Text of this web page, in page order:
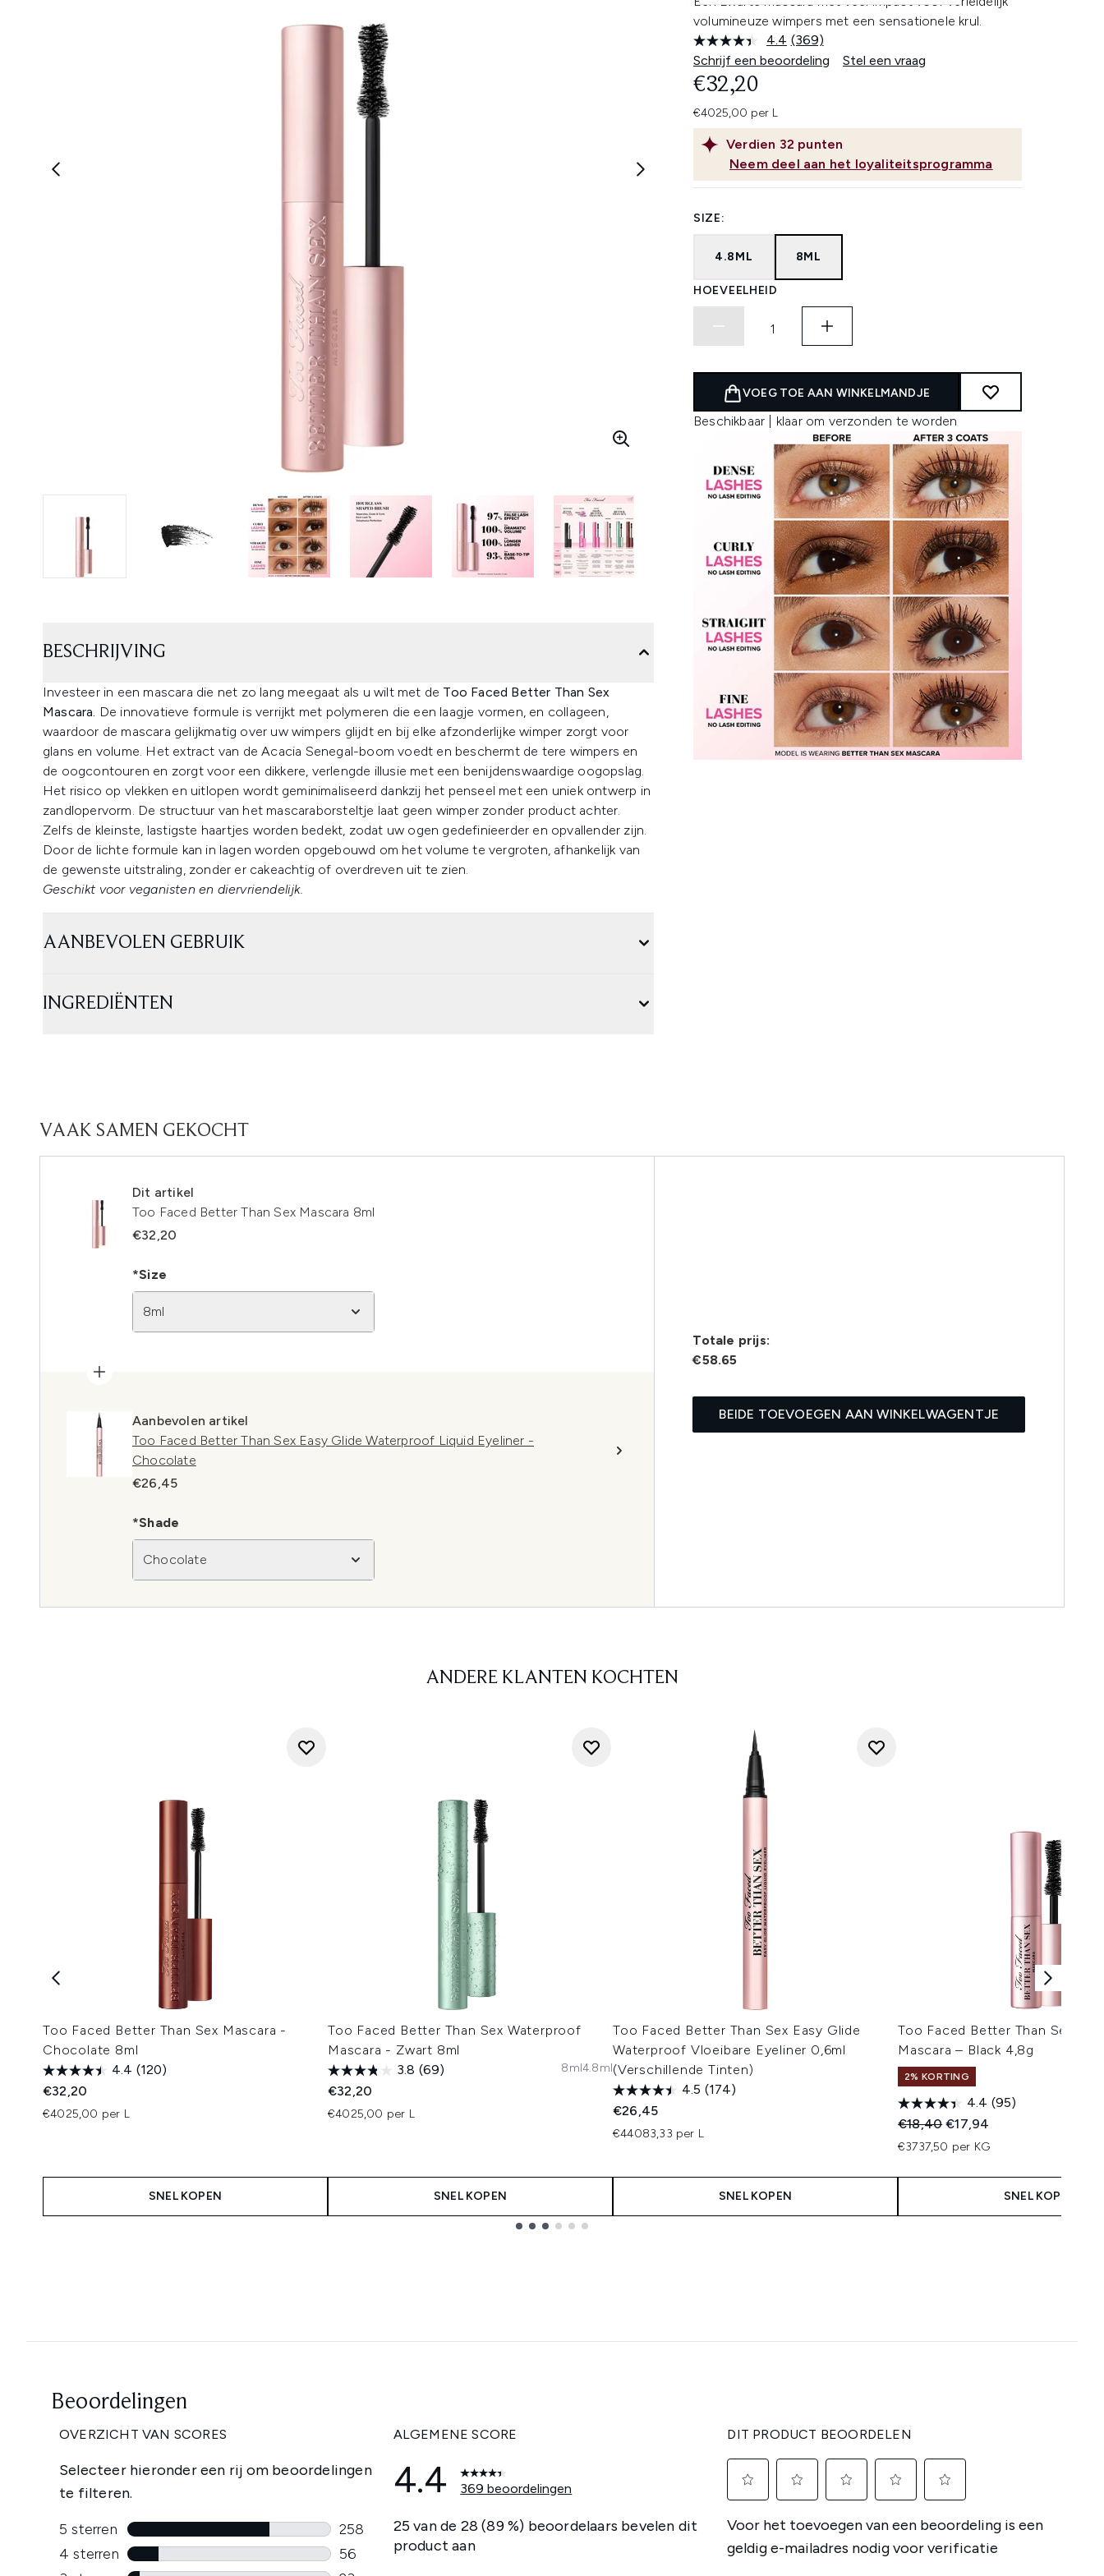
volumineuze wimpers met een sensationele krul.
4.4 Lees
369
beoordelingen.
(369)
Schrijf een beoordeling
Stel een vraag
Verdien 32 punten
Neem deel aan het loyaliteitsprogramma
€32,20
€4025,00 per L
SIZE:
4.8ML 8ML
HOEVEELHEID
VOEG TOE AAN WINKELMANDJE
Beschikbaar | klaar om verzonden te worden
BESCHRIJVING
Investeer in een mascara die net zo lang meegaat als u wilt met de Too Faced Better Than Sex
Mascara. De innovatieve formule is verrijkt met polymeren die een laagje vormen, en collageen,
waardoor de mascara gelijkmatig over uw wimpers glijdt en bij elke afzonderlijke wimper zorgt voor
glans en volume. Het extract van de Acacia Senegal-boom voedt en beschermt de tere wimpers en
de oogcontouren en zorgt voor een dikkere, verlengde illusie met een benijdenswaardige oogopslag.
Het risico op vlekken en uitlopen wordt geminimaliseerd dankzij het penseel met een uniek ontwerp in
zandlopervorm. De structuur van het mascaraborsteltje laat geen wimper zonder product achter.
Zelfs de kleinste, lastigste haartjes worden bedekt, zodat uw ogen gedefinieerder en opvallender zijn.
Door de lichte formule kan in lagen worden opgebouwd om het volume te vergroten, afhankelijk van
de gewenste uitstraling, zonder er cakeachtig of overdreven uit te zien.
Geschikt voor veganisten en diervriendelijk.
AANBEVOLEN GEBRUIK
INGREDIËNTEN
VAAK SAMEN GEKOCHT
Dit artikel
Too Faced Better Than Sex Mascara 8ml
€32,20
*Size
8ml
Aanbevolen artikel
Too Faced Better Than Sex Easy Glide Waterproof Liquid Eyeliner -
Chocolate
€26,45
*Shade
Chocolate
Totale prijs:
€58.65
BEIDE TOEVOEGEN AAN WINKELWAGENTJE
ANDERE KLANTEN KOCHTEN
Too Faced Better Than Sex Mascara -
Chocolate 8ml
4.4 (120)
€32,20
€4025,00 per L
SNEL KOPEN
Too Faced Better Than Sex Waterproof
Mascara - Zwart 8ml
3.8 (69)
€32,20
€4025,00 per L
8ml4.8ml
SNEL KOPEN
Too Faced Better Than Sex Easy Glide
Waterproof Vloeibare Eyeliner 0,6ml
(Verschillende Tinten)
4.5 (174)
€26,45
€44083,33 per L
SNEL KOPEN
Too Faced Better Than Sex
Mascara – Black 4,8g
2% KORTING
4.4 (95)
Recommended Retail Price:
€18,40Huidige prijs:
€17,94
€3737,50 per KG
SNEL KOPEN